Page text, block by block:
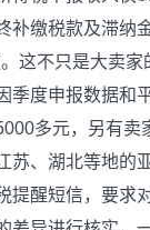
补缴税款及滞纳
这不只是大卖
季度申报数据和
多元，另有卖
苏、湖北等地的
提醒短信，要求